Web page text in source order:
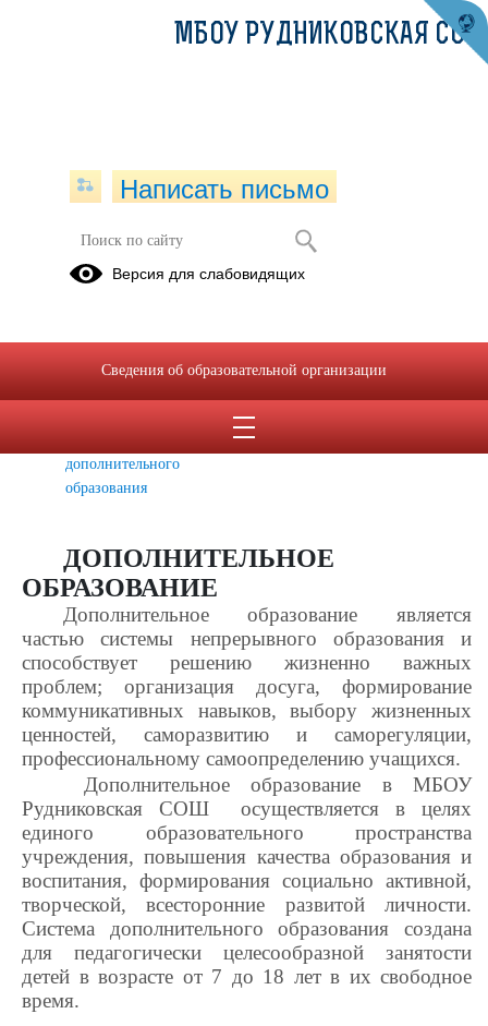
Внеурочная деятельность
деятельности
дополнительного
образования
ДОПОЛНИТЕЛЬНОЕ
ОБРАЗОВАНИЕ
Дополнительное образование является
частью системы непрерывного образования и
способствует решению жизненно важных
проблем; организация досуга, формирование
коммуникативных навыков, выбору жизненных
ценностей, саморазвитию и саморегуляции,
профессиональному самоопределению учащихся.
Дополнительное образование в МБОУ
Рудниковская СОШ осуществляется в целях
единого образовательного пространства
учреждения, повышения качества образования и
воспитания, формирования социально активной,
творческой, всесторонние развитой личности.
Система дополнительного образования создана
для педагогически целесообразной занятости
детей в возрасте от 7 до 18 лет в их свободное
время.
МБОУ РУДНИКОВСКАЯ СОШ
Написать письмо
Версия для слабовидящих
Сведения об образовательной организации